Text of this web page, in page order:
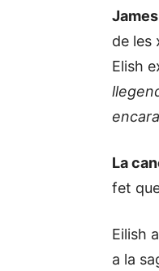
de les
Elish
La
fet
Eilish
a la